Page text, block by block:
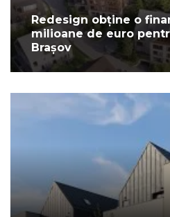
Redesign obține o
milioane de euro
Brașov